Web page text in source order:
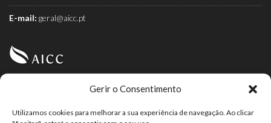
Gerir o Consentimento
Utilizamos cookies para melhorar a sua experiência de navegação. Ao clicar
E-mail: geral@aicc.pt
associação dos torrefactores de café.